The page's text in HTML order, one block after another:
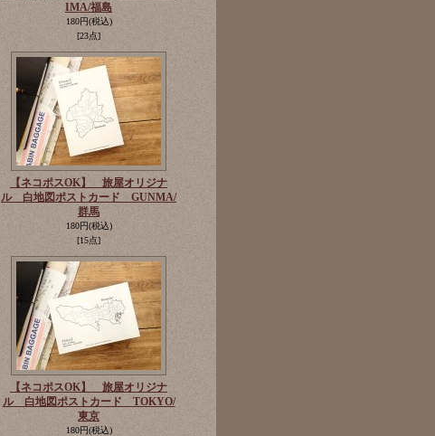
IMA/福島
180円(税込)
[23点]
【ネコポスOK】 旅屋オリジナ
ル 白地図ポストカード GUNMA/
群馬
180円(税込)
[15点]
【ネコポスOK】 旅屋オリジナ
ル 白地図ポストカード TOKYO/
東京
180円(税込)